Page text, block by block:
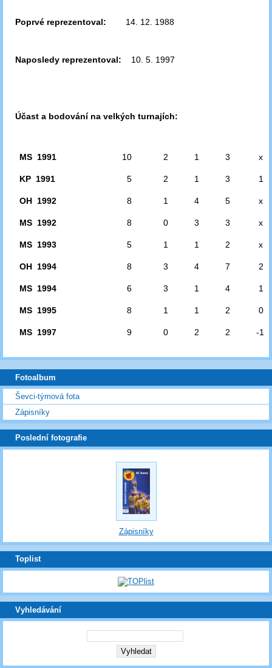
Poprvé reprezentoval: 14. 12. 1988
Naposledy reprezentoval: 10. 5. 1997
Účast a bodování na velkých turnajích:
MS 1991 10 2 1 3 x
KP 1991 5 2 1 3 1
OH 1992 8 1 4 5 x
MS 1992 8 0 3 3 x
MS 1993 5 1 1 2 x
OH 1994 8 3 4 7 2
MS 1994 6 3 1 4 1
MS 1995 8 1 1 2 0
MS 1997 9 0 2 2 -1
Fotoalbum
Ševci-týmová fota
Zápisníky
Poslední fotografie
Zápisníky
Toplist
Vyhledávání